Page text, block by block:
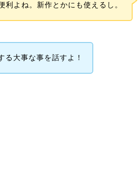
利よね。新作とかにも使えるし。
る大事な事を話すよ！